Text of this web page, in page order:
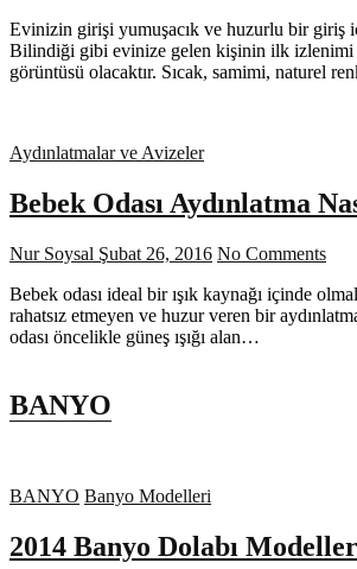
Evinizin girişi yumuşacık ve huzurlu bir giriş
Bilindiği gibi evinize gelen kişinin ilk izlenimi
görüntüsü olacaktır. Sıcak, samimi, naturel
Aydınlatmalar ve Avizeler
Bebek Odası Aydınlatma
Nur Soysal Şubat 26, 2016 No Comments
Bebek odası ideal bir ışık kaynağı içinde
rahatsız etmeyen ve huzur veren bir
odası öncelikle güneş ışığı alan…
BANYO
BANYO Banyo Modelleri
2014 Banyo Dolabı